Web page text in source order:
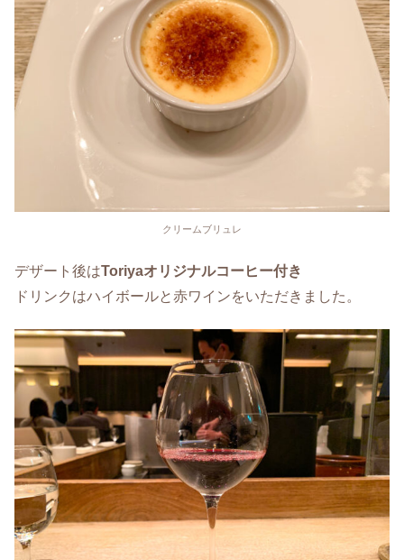
クリームブリュレ
デザート後はToriyaオリジナルコーヒー付き
ドリンクはハイボールと赤ワインをいただきました。